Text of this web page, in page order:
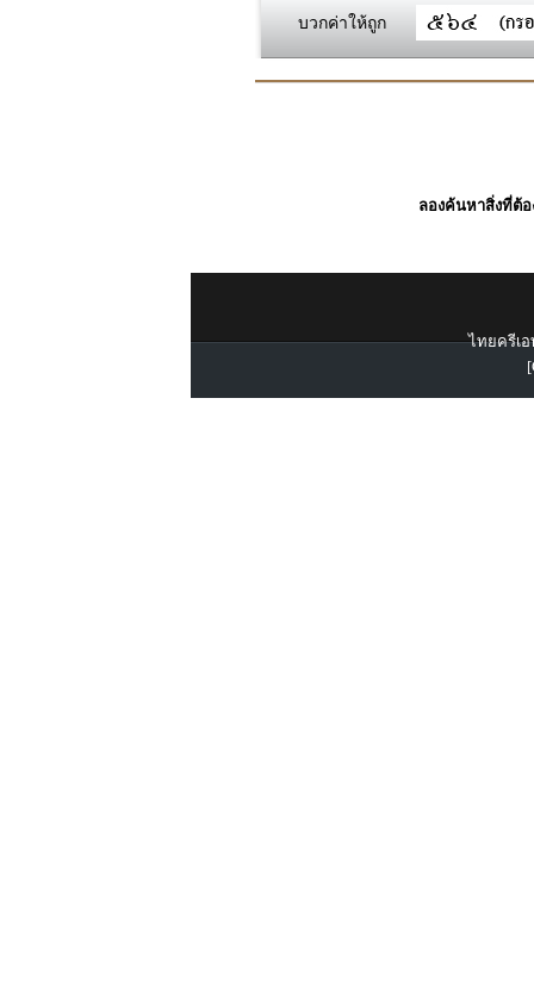
บวกค่าให้ถูก
ลองค้นหาสิ่งที่ต้อ
ไทยครีเอ
[